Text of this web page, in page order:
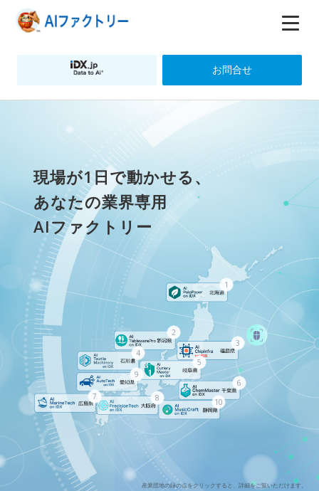
お問合せ
現場が1日で動かせる、
あなたの業界専用
AIファクトリー
1
2
3
4
5
6
7
8
9
10
産業団地の緑の点をクリックすると、詳細をご覧いただけます。